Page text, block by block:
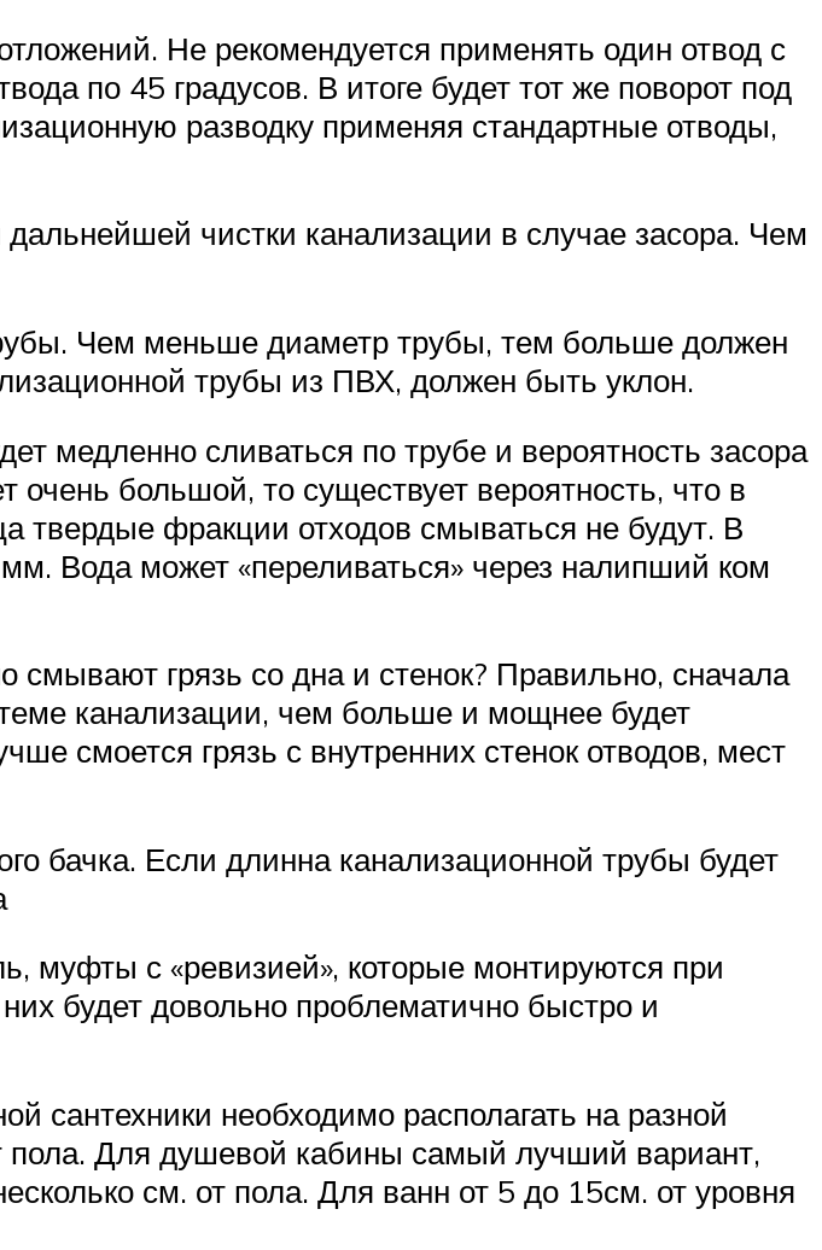
Не рекомендуется применять один отвод с
по 45 градусов. В итоге будет тот же поворот под
разводку применяя стандартные отводы,
чистки канализации в случае засора. Чем
Чем меньше диаметр трубы, тем больше должен
трубы из ПВХ, должен быть уклон.
медленно сливаться по трубе и вероятность засора
очень большой, то существует вероятность, что в
твердые фракции отходов смываться не будут. В
Вода может «переливаться» через налипший ком
смывают грязь со дна и стенок? Правильно, сначала
канализации, чем больше и мощнее будет
смоется грязь с внутренних стенок отводов, мест
бачка. Если длинна канализационной трубы будет
муфты с «ревизией», которые монтируются при
будет довольно проблематично быстро и
сантехники необходимо располагать на разной
Для душевой кабины самый лучший вариант,
см. от пола. Для ванн от 5 до 15см. от уровня